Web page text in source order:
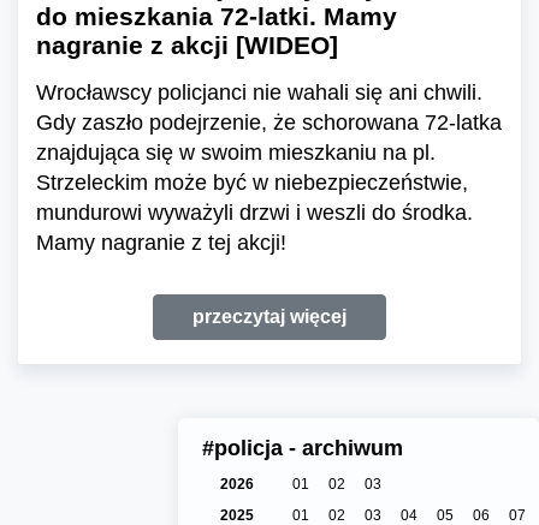
do mieszkania 72-latki. Mamy
nagranie z akcji [WIDEO]
Wrocławscy policjanci nie wahali się ani chwili.
Gdy zaszło podejrzenie, że schorowana 72-latka
znajdująca się w swoim mieszkaniu na pl.
Strzeleckim może być w niebezpieczeństwie,
mundurowi wyważyli drzwi i weszli do środka.
Mamy nagranie z tej akcji!
przeczytaj więcej
#policja - archiwum
2026 01 02
03
2025
01 02 03 04 05 06
07